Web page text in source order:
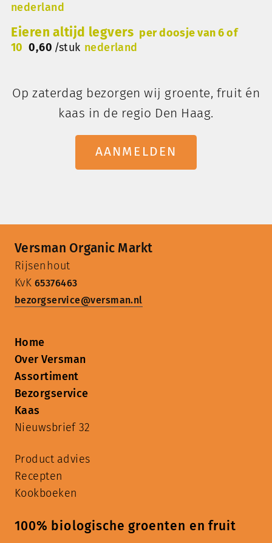
nederland
Eieren altijd legvers per doosje van 6 of
10
0,60 /stuk nederland
Op zaterdag bezorgen wij groente, fruit én
kaas in de regio Den Haag.
AANMELDEN
Versman Organic Markt
Rijsenhout
KvK 65376463
bezorgservice@versman.nl
Home
Over Versman
Assortiment
Bezorgservice
Kaas
Nieuwsbrief 32
Product advies
Recepten
Kookboeken
100% biologische groenten en fruit